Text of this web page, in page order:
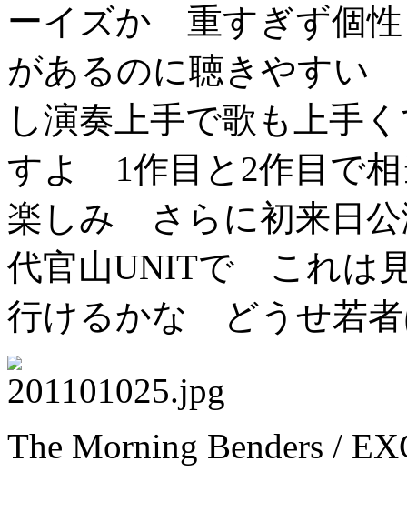
ーイズか 重すぎず個性
があるのに聴きやす
し演奏上手で歌も上手
すよ 1作目と2作目で
楽しみ さらに初来日公
代官山UNITで これは
行けるかな どうせ若
The Morning Benders /